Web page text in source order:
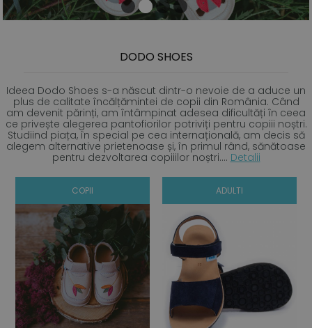
DODO SHOES
Ideea Dodo Shoes s-a născut dintr-o nevoie de a aduce un
plus de calitate încălțămintei de copii din România. Când
am devenit părinți, am întâmpinat adesea dificultăți în ceea
ce privește alegerea pantofiorilor potriviți pentru copiii noștri.
Studiind piața, în special pe cea internațională, am decis să
alegem alternative prietenoase și, în primul rând, sănătoase
pentru dezvoltarea copiiilor noștri.... Detalii
COPII ADULTI